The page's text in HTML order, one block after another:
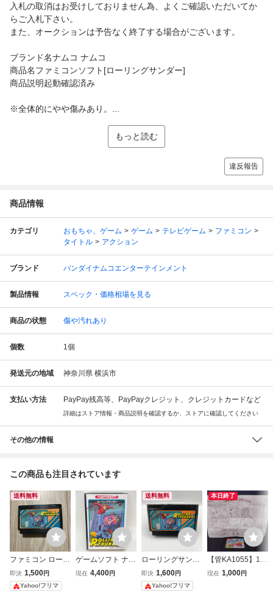
入札の取消はお受けしておりません為、よくご確認いただいてか
らご入札下さい。
また、オークションは予告なく終了する場合がございます。
ブランド名ナムコ ナムコ
商品名ファミコンソフト[ローリングサンダー]
商品説明起動確認済み
※全体的にやや傷みあり。...
もっと読む
違反報告
商品情報
カテゴリ おもちゃ、ゲーム ゲーム テレビゲーム
ファミコン
タイトル
アクション
ブランド バンダイナムコエンターテインメント
製品情報 スペック・価格相場を見る
商品の状態 傷や汚れあり
個数 1個
発送元の地域 神奈川県 横浜市
支払い方法 PayPay残高等、PayPayクレジット、クレジットカードなど
詳細はストア情報・商品説明を確認するか、ストアに確認してください
その他の情報
この商品も注目されています
送料無料
ファミコン ローリ
ングサンダー
即決 1,500円
Yahoo!フリマ
ゲームソフト ナム
コ NAMCO ファミ
現在 4,400円
送料無料
ローリングサンダ
ー ROLLING THU
NDER ファミコン
ファミコンソフト
即決 1,600円
Yahoo!フリマ
本日終了
【管KA1055】10
00円～ ファミコ
現在 1,000円